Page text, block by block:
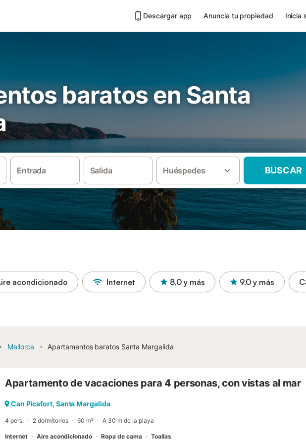
Descargar app Anuncia tu propiedad Inicia
baratos en Santa
Entrada Salida Huéspedes BUSCAR
acondicionado Internet 8,0 y más 9,0 y más
Mallorca Apartamentos baratos Santa Margalida
Apartamento de vacaciones para 4 personas, con vistas al mar
Can Picafort, Santa Margalida
4 pers. 2 dormitorios 60 m² A 30 m de la playa
Internet Aire acondicionado Ropa de cama Toallas